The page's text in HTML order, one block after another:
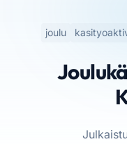
joulu